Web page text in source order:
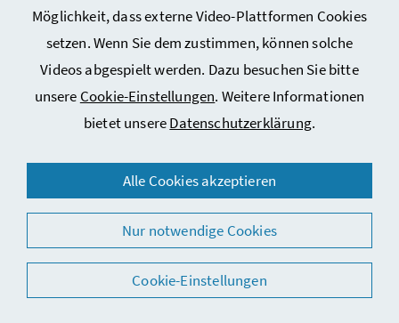
Möglichkeit, dass externe Video-Plattformen Cookies
setzen. Wenn Sie dem zustimmen, können solche
Videos abgespielt werden. Dazu besuchen Sie bitte
unsere Cookie-Einstellungen. Weitere Informationen
bietet unsereDatenschutzerklärung.
Alle Cookies akzeptieren
Nur notwendige Cookies
Cookie-Einstellungen
Cookie-Einstellungen
© 2026 Bundesministerium für Arbeit, Soziales, Gesundheit,
Pflege und Konsumentenschutz